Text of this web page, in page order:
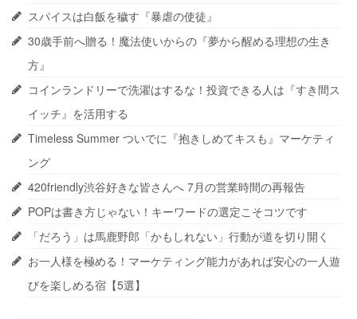
スパイスは白飯を穢す『暴虐の使徒』
30歳手前へ贈る！魔法使いからの『夢から醒める理想の生き
方』
コインランドリーで洗濯はするな！投資できる人は『すき間ス
イッチ』を活用する
Timeless Summer ついでに『抱きしめてキスも』マーケティ
ング
420friendly渋谷好きな皆さんへ 7月の営業時間の再報告
POPは書き方じゃない！キーワードの選定こそコツです
「だろう」は馬鹿野郎「かもしれない」行動が道を切り開く
お一人様を極める！マーケティング能力があれば安心の一人遊
びを楽しめる宿【5選】